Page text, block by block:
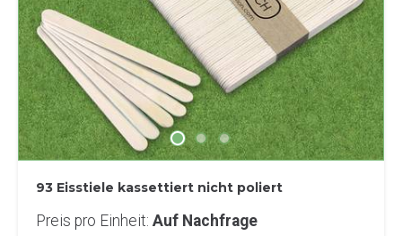
93 Eisstiele kassettiert nicht poliert
Preis pro Einheit Auf Nachfrage